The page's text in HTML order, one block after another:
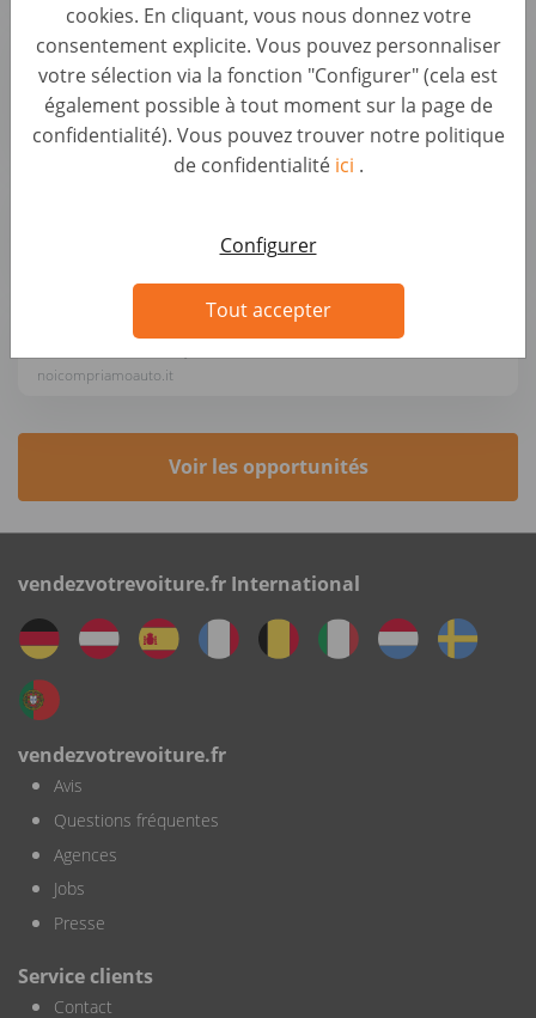
cookies. En cliquant, vous nous donnez votre
consentement explicite. Vous pouvez personnaliser
votre sélection via la fonction "Configurer" (cela est
également possible à tout moment sur la page de
confidentialité). Vous pouvez trouver notre politique
de confidentialité ici .
Configurer
Tout accepter
Sachbearbeiter Ankaufsmanagement (B2B)
(d/m/w)
Backoffice & Operational Roles • Germany, Berlin
AUTO1 Group
Addetto/a Acquisti Auto Monza-Villasanta
noicompriamoauto.it
Voir les opportunités
vendezvotrevoiture.fr International
vendezvotrevoiture.fr
Avis
Questions fréquentes
Agences
Jobs
Presse
Service clients
Contact